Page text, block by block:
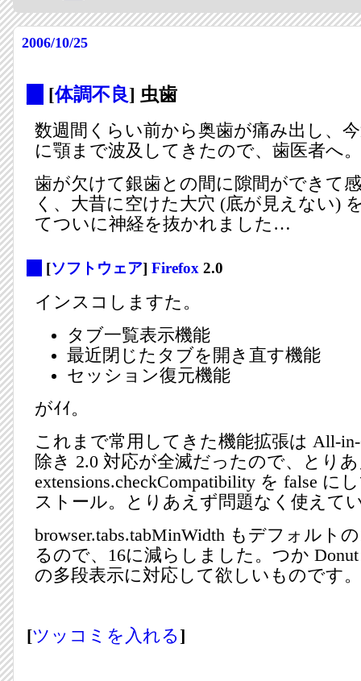
2006/10/25
[体調不良] 虫歯
数週間くらい前から奥歯が痛み出し、
に顎まで波及してきたので、歯医者へ。
歯が欠けて銀歯との間に隙間ができて
く、大昔に空けた大穴 (底が見えない)
てついに神経を抜かれました…
[ソフトウェア]Firefox 2.0
インスコしますた。
タブ一覧表示機能
最近閉じたタブを開き直す機能
セッション復元機能
がｲｲ。
これまで常用してきた機能拡張は All-in-
除き 2.0 対応が全滅だったので、とり
extensions.checkCompatibility を false に
ストール。とりあえず問題なく使えて
browser.tabs.tabMinWidth もデフォルト
るので、16に減らしました。つか
の多段表示に対応して欲しいものです。
[ツッコミを入れる]